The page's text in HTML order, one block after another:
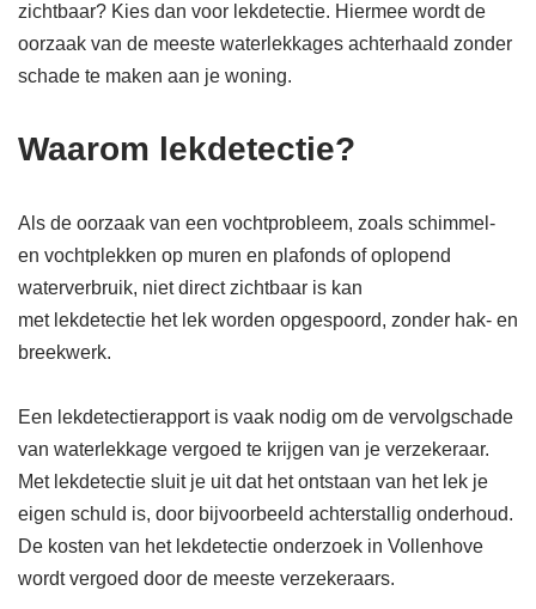
zichtbaar? Kies dan voor lekdetectie. Hiermee wordt de
oorzaak van de meeste waterlekkages achterhaald zonder
schade te maken aan je woning.
Waarom lekdetectie?
Als de oorzaak van een vochtprobleem, zoals schimmel-
en vochtplekken op muren en plafonds of oplopend
waterverbruik, niet direct zichtbaar is kan
met lekdetectie het lek worden opgespoord, zonder hak- en
breekwerk.
Een lekdetectierapport is vaak nodig om de vervolgschade
van waterlekkage vergoed te krijgen van je verzekeraar.
Met lekdetectie sluit je uit dat het ontstaan van het lek je
eigen schuld is, door bijvoorbeeld achterstallig onderhoud.
De kosten van het lekdetectie onderzoek in Vollenhove
wordt vergoed door de meeste verzekeraars.